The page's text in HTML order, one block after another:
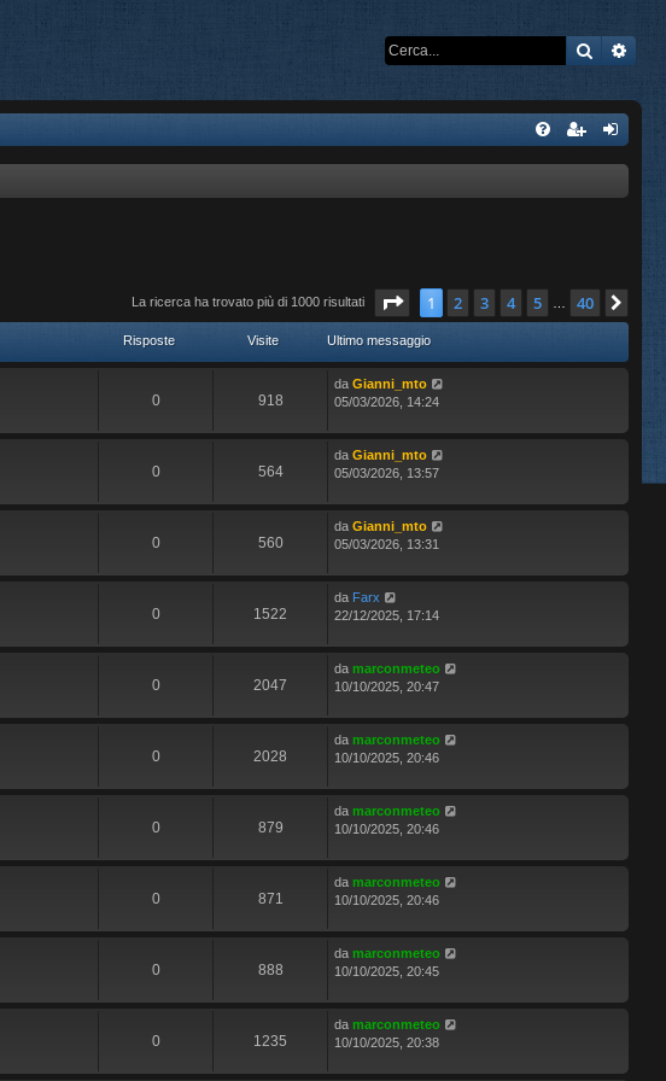
Cerca
La ricerca ha trovato più di 1000 risultati Pagina1 di
1 2 3 4 5 … 40
Risposte Visite Ultimo messaggio
0 918
da Gianni_mto
05/03/2026, 14:24
0 564
da Gianni_mto
05/03/2026, 13:57
0 560
da Gianni_mto
05/03/2026, 13:31
0 1522
da Farx
22/12/2025, 17:14
0 2047
da marconmeteo
10/10/2025, 20:47
0 2028
da marconmeteo
10/10/2025, 20:46
0 879
da marconmeteo
10/10/2025, 20:46
0 871
da marconmeteo
10/10/2025, 20:46
0 888
da marconmeteo
10/10/2025, 20:45
0 1235
da marconmeteo
10/10/2025, 20:38